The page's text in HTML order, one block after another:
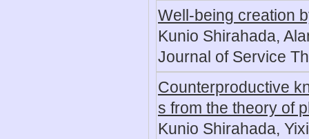
Well-being creation
Kunio Shirahada,
Journal of Service
Counterproductive
s from the theory of
Kunio Shirahada,